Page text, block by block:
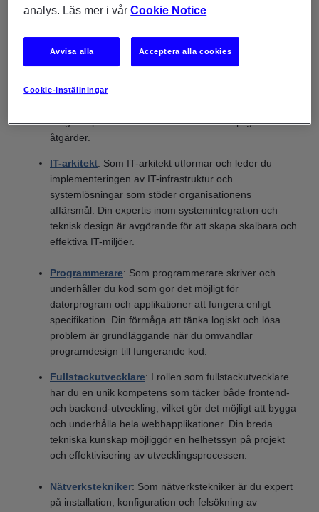
organisationen.
säkerhetsspecialist fokuserar du på att skydda
säkerhetsbrott. Du utvärderar och implementerar
reagerar på säkerhetsincidenter med lämpliga
åtgärder.
IT-arkitekt: Som IT-arkitekt utformar och leder du
implementeringen av IT-infrastruktur och
systemlösningar som stöder organisationens
affärsmål. Din expertis inom systemintegration och
teknisk design är avgörande för att skapa skalbara och
effektiva IT-miljöer.
Programmerare: Som programmerare skriver och
underhåller du kod som gör det möjligt för
datorprogram och applikationer att fungera enligt
specifikation. Din förmåga att tänka logiskt och lösa
problem är grundläggande när du omvandlar
programdesign till fungerande kod.
Fullstackutvecklare: I rollen som fullstackutvecklare
har du en unik kompetens som täcker både frontend-
och backend-utveckling, vilket gör det möjligt att bygga
och underhålla hela webbapplikationer. Din breda
tekniska kunskap möjliggör en helhetssyn på projekt
och effektivisering av utvecklingsprocessen.
Nätverkstekniker: Som nätverkstekniker är du expert
på installation, konfiguration och felsökning av
analys. Läs mer i vårCookie Notice
Cookie-inställningar
Avvisa alla Acceptera alla cookies